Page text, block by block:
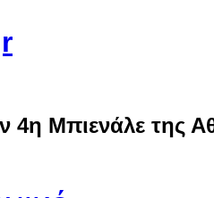
4η Μπιενάλε της